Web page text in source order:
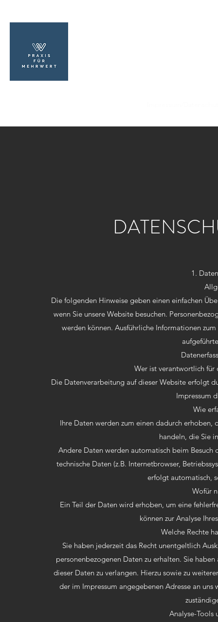
1.
Die folgenden Hinweise geben einen einfachen
wenn Sie unsere Website besuchen.
werden können. Ausführliche Informationen
Wer ist verantwortlich für
Die Datenverarbeitung auf dieser Website erfolgt
Impressum
Wie
Ihre Daten werden zum einen dadurch erhoben,
handeln, die Sie
Andere Daten werden automatisch beim Besuch
technische Daten (z.B. Internetbrowser,
erfolgt automatisch,
Wofür
Ein Teil der Daten wird erhoben, um eine
können zur Analyse
Welche Rechte
Sie haben jederzeit das Recht unentgeltlich
personenbezogenen Daten zu erhalten. Sie
dieser Daten zu verlangen. Hierzu sowie zu
der im Impressum angegebenen Adresse an
Analyse-Tools